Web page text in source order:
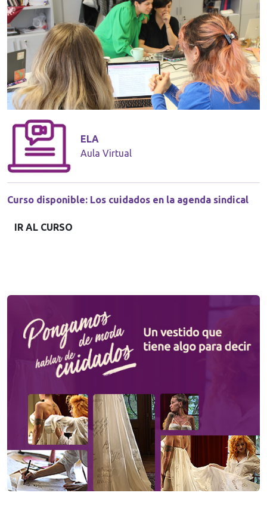
ELA
Aula Virtual
Curso disponible: Los cuidados en la agenda sindical
IR AL CURSO